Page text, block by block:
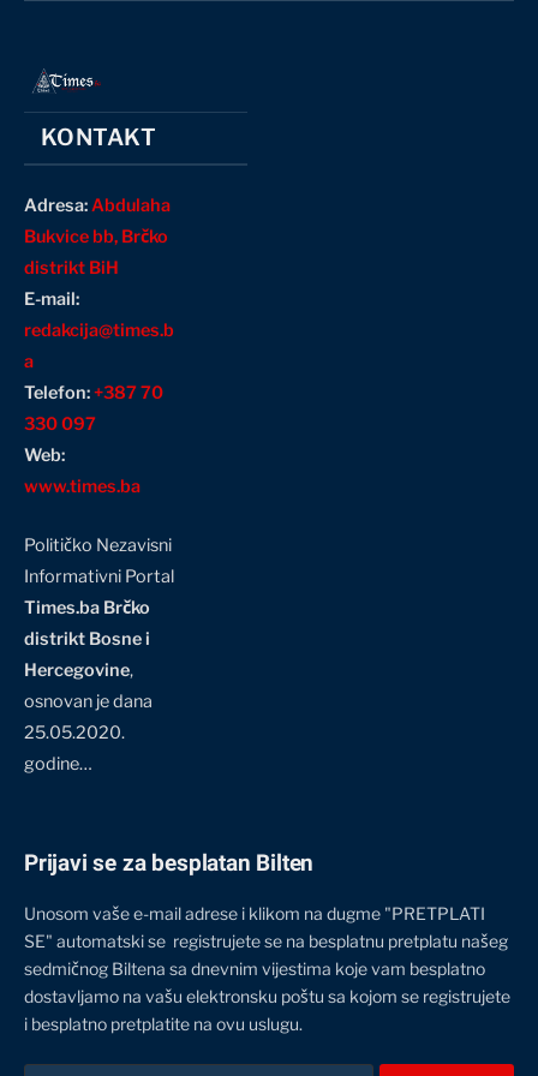
KONTAKT
Adresa:Abdulaha
Bukvice bb, Brčko
distrikt BiH
E-mail:
redakcija@times.b
a
Telefon:+387 70
330 097
Web:
www.times.ba
Političko Nezavisni
Informativni Portal
Times.ba Brčko
distrikt Bosne i
Hercegovine,
osnovan je dana
25.05.2020.
godine…
Prijavi se za besplatan Bilten
Unosom vaše e-mail adrese i klikom na dugme "PRETPLATI
SE" automatski se registrujete se na besplatnu pretplatu našeg
sedmičnog Biltena sa dnevnim vijestima koje vam besplatno
dostavljamo na vašu elektronsku poštu sa kojom se registrujete
i besplatno pretplatite na ovu uslugu.